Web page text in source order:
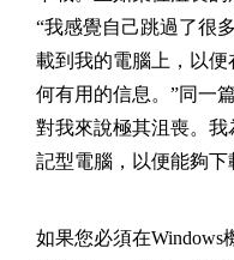
“我感覺自己跳過了很
載到我的電腦上，以
何有用的信息。”同一
對我來說極其沮喪。
記型電腦，以便能夠下
如果您必須在